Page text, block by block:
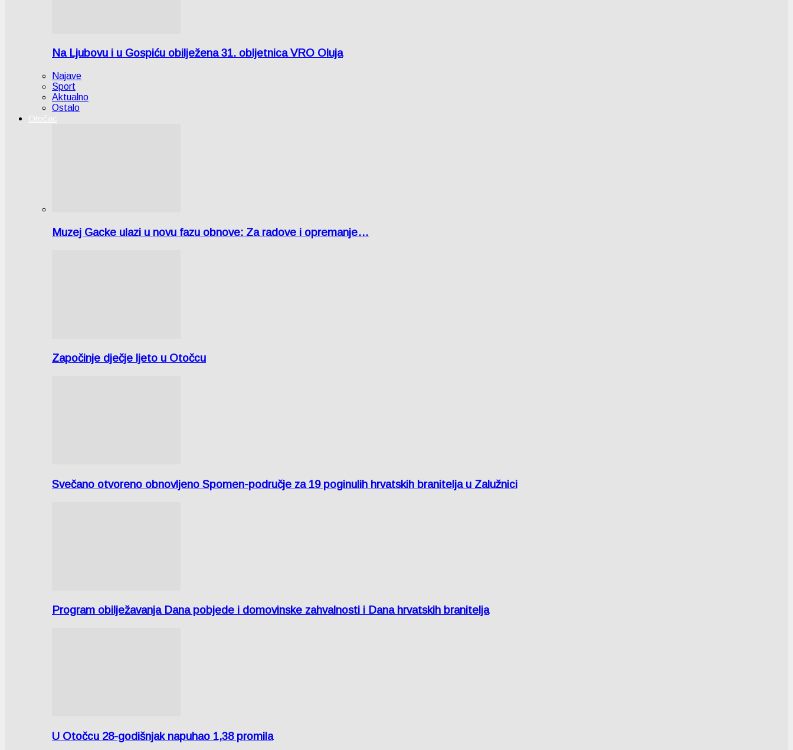
Na Ljubovu i u Gospiću obilježena 31. obljetnica VRO Oluja
Najave
Sport
Aktualno
Ostalo
Otočac
Muzej Gacke ulazi u novu fazu obnove: Za radove i opremanje…
Započinje dječje ljeto u Otočcu
Svečano otvoreno obnovljeno Spomen-područje za 19 poginulih hrvatskih branitelja u Zalužnici
Program obilježavanja Dana pobjede i domovinske zahvalnosti i Dana hrvatskih branitelja
U Otočcu 28-godišnjak napuhao 1,38 promila